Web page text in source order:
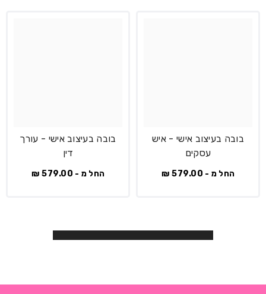
בובה בעיצוב אישי - איש
עסקים
החל מ - 579.00 ₪
בובה בעיצוב אישי - עורך
דין
החל מ - 579.00 ₪